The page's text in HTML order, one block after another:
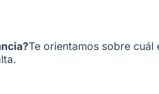
Te orientamos sobre cuál